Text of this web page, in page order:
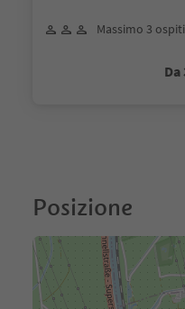
Massimo 3 ospiti
Da
Posizione